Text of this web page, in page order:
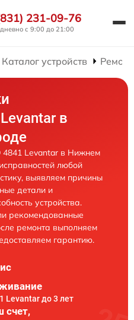
231-09-76
с 9:00 до 21:00
Каталог устройств
в
4841 Levantar в Нижнем
любой
выявляем причины
детали и
устройства.
рекомендованные
ремонта выполняем
гарантию.
Levantar до 3 лет
счет,